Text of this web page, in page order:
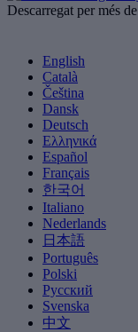
Descarregat per més de
English
Català
Čeština
Dansk
Deutsch
Ελληνικά
Español
Français
한국어
Italiano
Nederlands
日本語
Português
Polski
Русский
Svenska
中文